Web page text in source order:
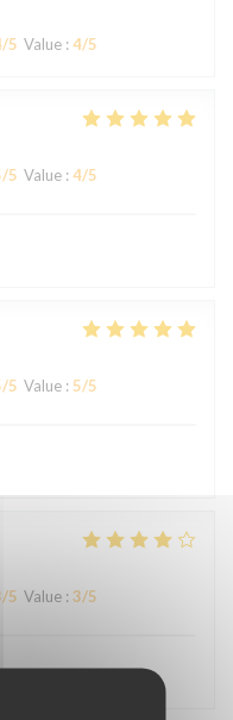
/5 Value : 4/5
/5 Value : 4/5
/5 Value : 5/5
/5 Value : 3/5